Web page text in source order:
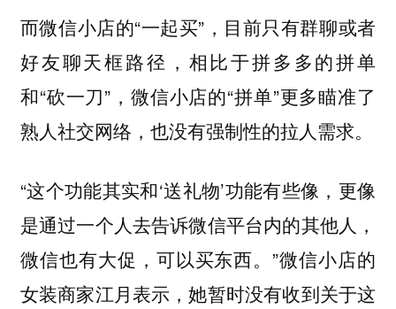
而微信小店的“一起买”，目前只有群聊或者
好友聊天框路径，相比于拼多多的拼单
和“砍一刀”，微信小店的“拼单”更多瞄准了
熟人社交网络，也没有强制性的拉人需求。
“这个功能其实和‘送礼物’功能有些像，更像
是通过一个人去告诉微信平台内的其他人，
微信也有大促，可以买东西。”微信小店的
女装商家江月表示，她暂时没有收到关于这